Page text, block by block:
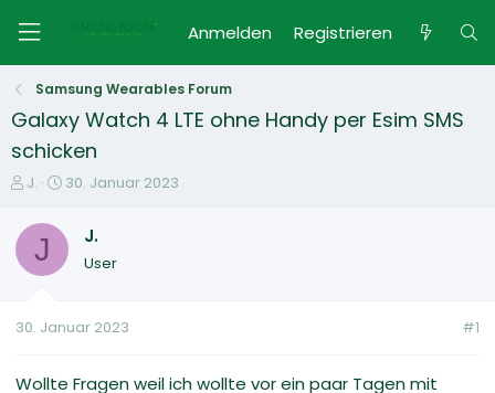
Anmelden Registrieren
Samsung Wearables Forum
Galaxy Watch 4 LTE ohne Handy per Esim SMS
schicken
E
s
e
e
J.
E
t
e
t
m
30. Januar 2023
J J.
User
30. Januar 2023 #1
Wollte Fragen weil ich wollte vor ein paar Tagen mit